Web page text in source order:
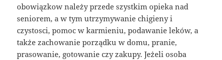
obowiązkow należy przede szystkim opieka nad
seniorem, a w tym utrzymywanie chigieny i
czystosci, pomoc w karmieniu, podawanie leków, a
także zachowanie porządku w domu, pranie,
prasowanie, gotowanie czy zakupy. Jeżeli osoba